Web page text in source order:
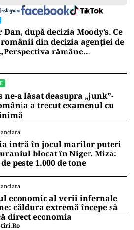
după decizia Moody’s. Ce
din decizia agenției de
rămâne
ne-a lăsat deasupra „junk”-
a trecut examenul cu
intră în jocul marilor puteri
blocat în Niger. Miza:
peste 1.000 de tone
economic al verii infernale
căldura extremă începe să
direct economia